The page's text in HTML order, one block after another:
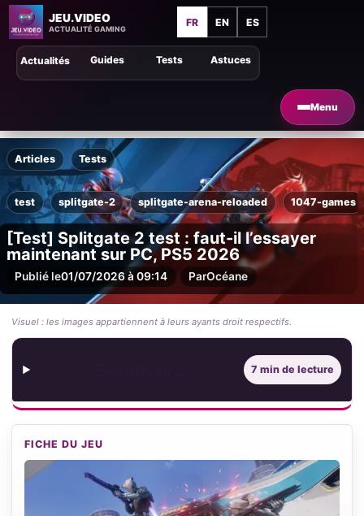
JEU.VIDEO
ACTUALITÉ GAMING
FR EN ES
Menu
Astuces
Guides Tests
Actualités
Articles Tests
test splitgate-2 splitgate-arena-reloaded 1047-games
[Test] Splitgate 2 test : faut-il l’essayer
maintenant sur PC, PS5 2026
Publié le01/07/2026 à 09:14 ParOcéane
Visuel : les images appartiennent à leurs ayants droit respectifs.
7 min de lecture
FICHE DU JEU